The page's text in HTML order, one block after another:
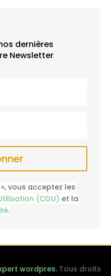
dernières
Newsletter
vous acceptez les
(CGU) et la
.
wordpres. Tous droits